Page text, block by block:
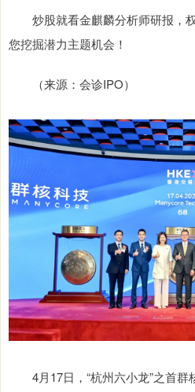
炒股就看金麒麟分析师研报，
您挖掘潜力主题机会！
（来源：会诊IPO）
4月17日，“杭州六小龙”之首群